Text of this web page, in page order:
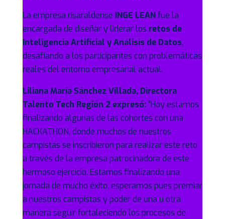
La empresa risaraldense INGE LEANfue la
encargada de diseñar y liderar los retos de
Inteligencia Artificial y Análisis de Datos,
desafiando a los participantes con problemáticas
reales del entorno empresarial actual.
Liliana María Sánchez Villada, Directora
Talento Tech Región 2 expresó:“Hoy estamos
finalizando algunas de las cohortes con una
HACKATHON, donde muchos de nuestros
campistas se inscribieron para realizar este reto
a través de la empresa patrocinadora de este
hermoso ejercicio. Estamos finalizando una
jornada de mucho éxito, esperamos pues premiar
a nuestros campistas y poder de una u otra
manera seguir fortaleciendo los procesos de